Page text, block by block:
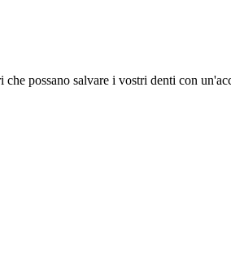
possano salvare i vostri denti con